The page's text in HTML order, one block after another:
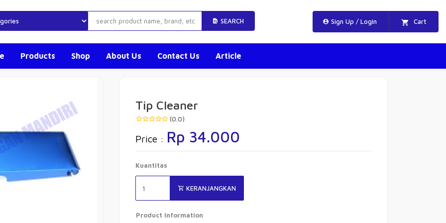
SEARCH Sign Up / Login Cart
Products Shop About Us Contact Us Article
Tip Cleaner
(0.0)
Price : Rp 34.000
Kuantitas
KERANJANGKAN
Product Information